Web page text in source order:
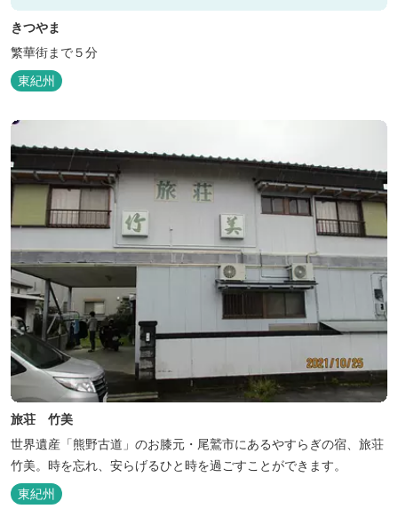
きつやま
繁華街まで５分
東紀州
旅荘 竹美
世界遺産「熊野古道」のお膝元・尾鷲市にあるやすらぎの宿、旅荘
竹美。時を忘れ、安らげるひと時を過ごすことができます。
東紀州